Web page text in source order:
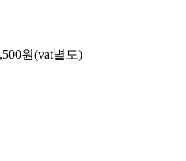
원(vat별도)